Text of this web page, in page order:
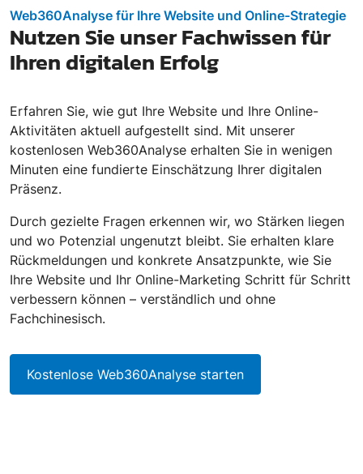
Web360Analyse für Ihre Website und Online-Strategie
Nutzen Sie unser Fachwissen für
Ihren digitalen Erfolg
Erfahren Sie, wie gut Ihre Website und Ihre Online-
Aktivitäten aktuell aufgestellt sind. Mit unserer
kostenlosen Web360Analyse erhalten Sie in wenigen
Minuten eine fundierte Einschätzung Ihrer digitalen
Präsenz.
Durch gezielte Fragen erkennen wir, wo Stärken liegen
und wo Potenzial ungenutzt bleibt. Sie erhalten klare
Rückmeldungen und konkrete Ansatzpunkte, wie Sie
Ihre Website und Ihr Online-Marketing Schritt für Schritt
verbessern können – verständlich und ohne
Fachchinesisch.
Kostenlose Web360Analyse starten